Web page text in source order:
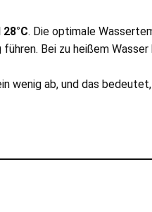
. Die optimale
Bei zu heißem
wenig ab, und das